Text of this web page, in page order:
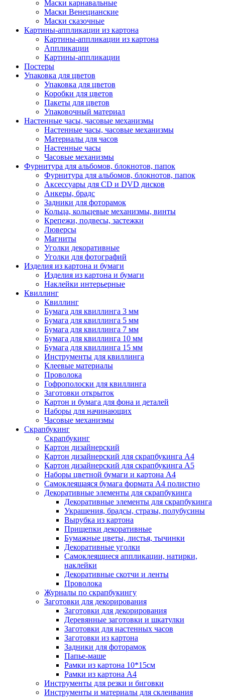
Маски карнавальные
Маски Венецианские
Маски сказочные
Картины-аппликации из картона
Картины-аппликации из картона
Аппликации
Картины-аппликации
Постеры
Упаковка для цветов
Упаковка для цветов
Коробки для цветов
Пакеты для цветов
Упаковочный материал
Настенные часы, часовые механизмы
Настенные часы, часовые механизмы
Материалы для часов
Настенные часы
Часовые механизмы
Фурнитура для альбомов, блокнотов, папок
Фурнитура для альбомов, блокнотов, папок
Аксессуары для CD и DVD дисков
Анкеры, брадс
Задники для фоторамок
Кольца, кольцевые механизмы, винты
Крепежи, подвесы, застежки
Люверсы
Магниты
Уголки декоративные
Уголки для фотографий
Изделия из картона и бумаги
Изделия из картона и бумаги
Наклейки интерьерные
Квиллинг
Квиллинг
Бумага для квиллинга 3 мм
Бумага для квиллинга 5 мм
Бумага для квиллинга 7 мм
Бумага для квиллинга 10 мм
Бумага для квиллинга 15 мм
Инструменты для квиллинга
Клеевые материалы
Проволока
Гофрополоски для квиллинга
Заготовки открыток
Картон и бумага для фона и деталей
Наборы для начинающих
Часовые механизмы
Скрапбукинг
Скрапбукинг
Картон дизайнерский
Картон дизайнерский для скрапбукинга А4
Картон дизайнерский для скрапбукинга А5
Наборы цветной бумаги и картона А4
Самоклеящаяся бумага формата А4 полистно
Декоративные элементы для скрапбукинга
Декоративные элементы для скрапбукинга
Украшения, брадсы, стразы, полубусины
Вырубка из картона
Прищепки декоративные
Бумажные цветы, листья, тычинки
Декоративные уголки
Самоклеящиеся аппликации, натирки,
наклейки
Декоративные скотчи и ленты
Проволока
Журналы по скрапбукингу
Заготовки для декорирования
Заготовки для декорирования
Деревянные заготовки и шкатулки
Заготовки для настенных часов
Заготовки из картона
Задники для фоторамок
Папье-маше
Рамки из картона 10*15см
Рамки из картона А4
Инструменты для резки и биговки
Инструменты и материалы для склеивания